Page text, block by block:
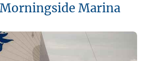
Morningside Marina